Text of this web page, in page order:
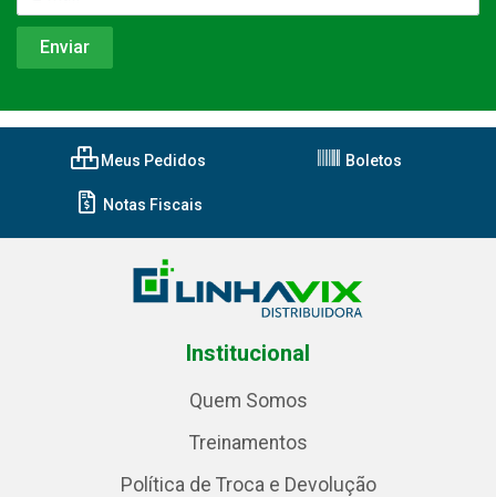
Meus Pedidos Boletos
Notas Fiscais
Institucional
Quem Somos
Treinamentos
Política de Troca e Devolução